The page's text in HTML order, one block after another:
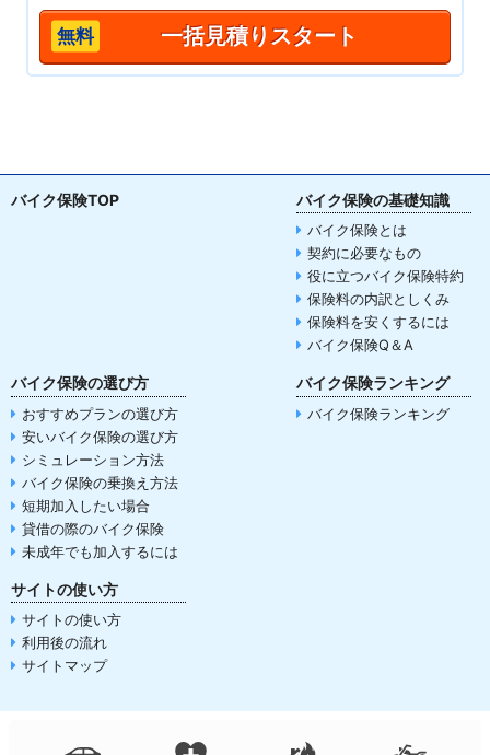
一括見積りスタート
バイク保険TOP バイク保険の基礎知識
バイク保険とは
契約に必要なもの
役に立つバイク保険特約
保険料の内訳としくみ
保険料を安くするには
バイク保険Q＆A
バイク保険の選び方
おすすめプランの選び方
安いバイク保険の選び方
シミュレーション方法
バイク保険の乗換え方法
短期加入したい場合
貸借の際のバイク保険
未成年でも加入するには
バイク保険ランキング
バイク保険ランキング
サイトの使い方
サイトの使い方
利用後の流れ
サイトマップ